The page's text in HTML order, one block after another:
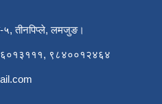
५, तीनपिप्ले, लमजुङ।
९८४००१२४६४